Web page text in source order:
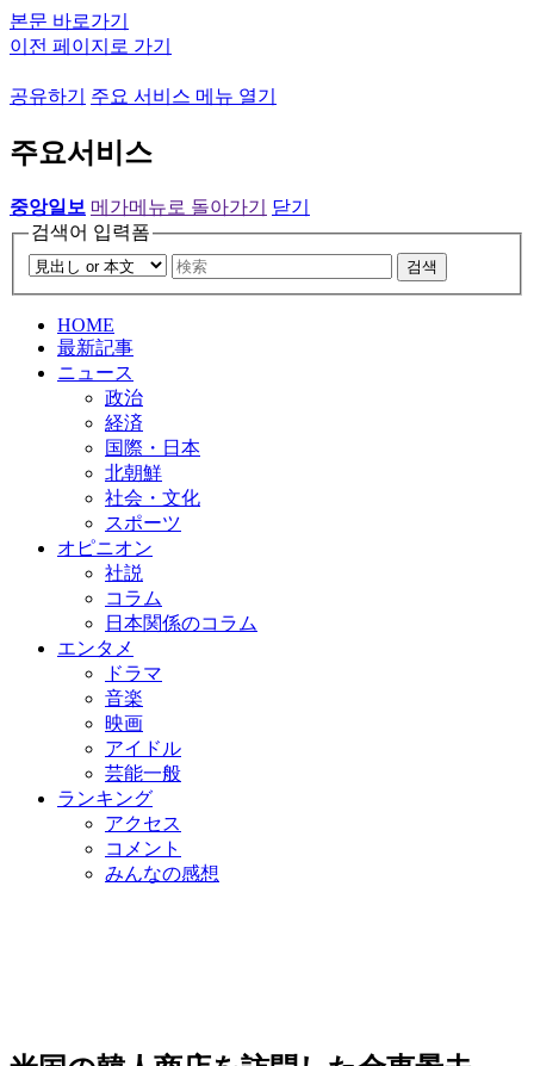
본문 바로가기
이전 페이지로 가기
공유하기 주요 서비스 메뉴 열기
주요서비스
중앙일보 메가메뉴로 돌아가기
닫기
검색어 입력폼
검색
HOME
最新記事
ニュース
政治
経済
国際・日本
北朝鮮
社会・文化
スポーツ
オピニオン
社説
コラム
日本関係のコラム
エンタメ
ドラマ
音楽
映画
アイドル
芸能一般
ランキング
アクセス
コメント
みんなの感想